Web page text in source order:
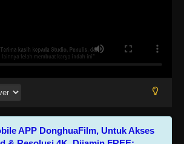
APP DonghuaFilm, Untuk Akses